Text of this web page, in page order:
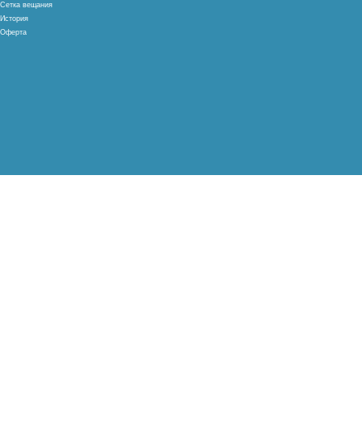
Сетка вещания
История
Оферта